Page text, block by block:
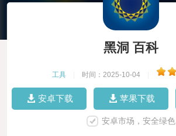
黑洞 百科
工具 时间：2025-10-04
安卓下载 苹果下载
安卓市场，安全绿色